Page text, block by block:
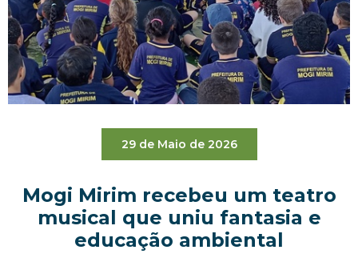
29 de Maio de 2026
Mogi Mirim recebeu um teatro
musical que uniu fantasia e
educação ambiental